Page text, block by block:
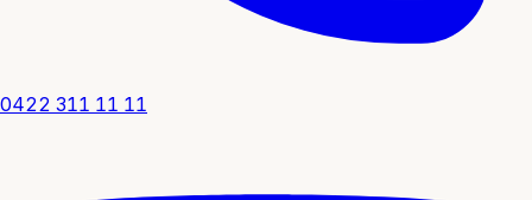
0422 311 11 11